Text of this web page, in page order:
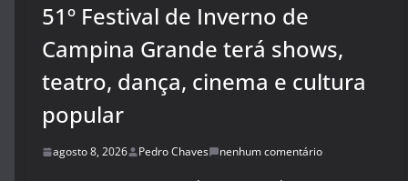
51º Festival de Inverno de
Campina Grande terá shows,
teatro, dança, cinema e cultura
popular
agosto 8, 2026 Pedro Chaves nenhum comentário